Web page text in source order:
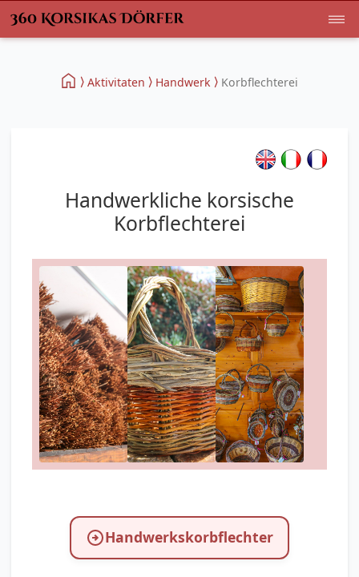
Aktivitaten Handwerk Korbflechterei
Handwerkliche korsische
Korbflechterei
Handwerkskorbflechter